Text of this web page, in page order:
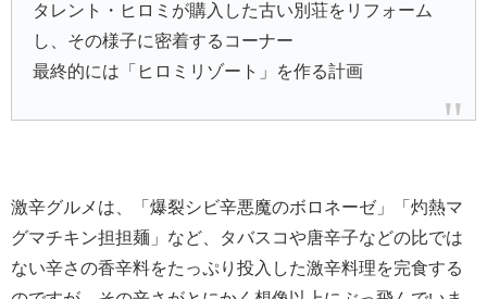
タレント・ヒロミが購入した古い別荘をリフォーム
し、その様子に密着するコーナー
最終的には「ヒロミリゾート」を作る計画
激辛グルメは、「爆裂シビ辛悪魔のボロネーゼ」「灼熱マ
グマチキン担担麺」など、タバスコや唐辛子などの比では
ない辛さの香辛料をたっぷり投入した激辛料理を完食する